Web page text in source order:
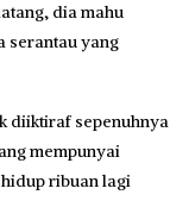
dia mahu
serantau yang
diiktiraf sepenuhnya
mempunyai
ribuan lagi